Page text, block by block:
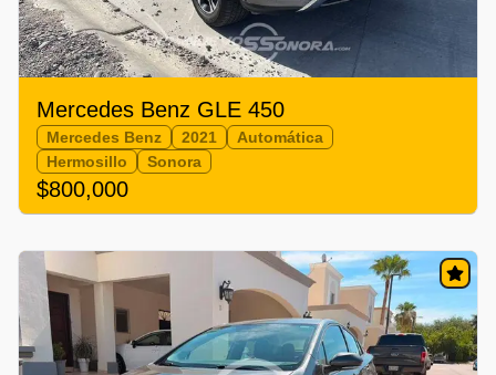
Mercedes Benz GLE 450
Mercedes Benz 2021
Automática
Hermosillo
Sonora
$800,000